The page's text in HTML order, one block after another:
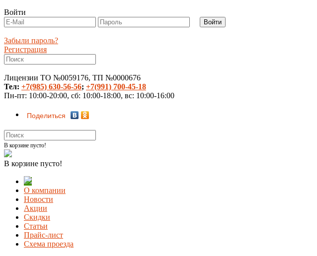
Войти
Забыли пароль?
Регистрация
Лицензии ТО №0059176, ТП №0000676
Тел: +7(985) 630-56-56; +7(991) 700-45-18
Пн-пт: 10:00-20:00, сб: 10:00-18:00, вс: 10:00-16:00
Поделиться
В корзине пусто!
В корзине пусто!
О компании
Новости
Акции
Скидки
Статьи
Прайс-лист
Схема проезда